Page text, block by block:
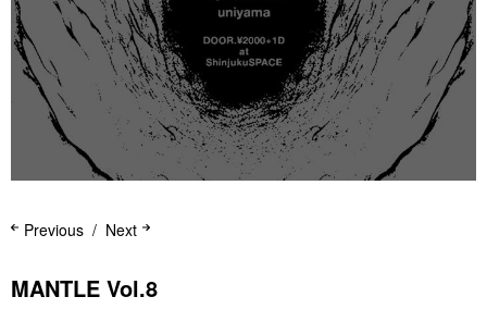
Next
Previous
MANTLE Vol.8